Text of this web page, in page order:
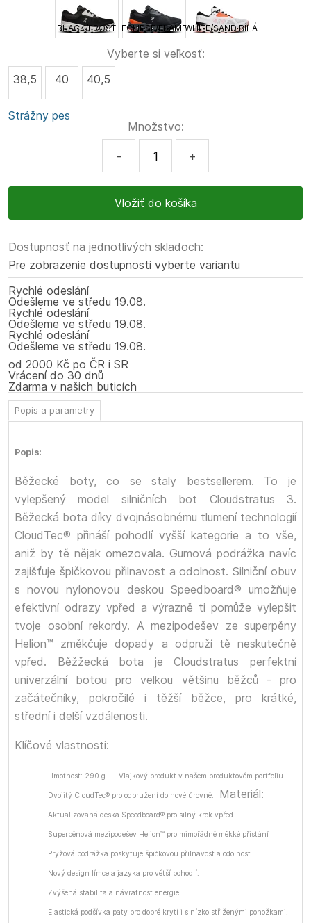
BLACK/FROST ECLIPSE/FLAMEWHITE/SAND BÍLÁ
Vyberte si veľkosť:
38,5
40 40,5
Strážny pes
Množstvo:
- +
Dostupnosť na jednotlivých skladoch:
Pre zobrazenie dostupnosti vyberte variantu
Rychlé odeslání
Odešleme ve středu 19.08.
Rychlé odeslání
Odešleme ve středu 19.08.
Rychlé odeslání
Odešleme ve středu 19.08.
od 2000 Kč po ČR i SR
Vrácení do 30 dnů
Zdarma v našich buticích
Popis a parametry
Popis:
Běžecké boty, co se staly bestsellerem. To je
vylepšený model silničních bot Cloudstratus 3.
Běžecká bota díky dvojnásobnému tlumení technologií
CloudTec® přináší pohodlí vyšší kategorie a to vše,
aniž by tě nějak omezovala. Gumová podrážka navíc
zajišťuje špičkovou přilnavost a odolnost. Silniční obuv
s novou nylonovou deskou Speedboard® umožňuje
efektivní odrazy vpřed a výrazně ti pomůže vylepšit
tvoje osobní rekordy. A mezipodešev ze superpěny
Helion™ změkčuje dopady a odpruží tě neskutečně
vpřed. Běžžecká bota je Cloudstratus perfektní
univerzální botou pro velkou většinu běžců - pro
začátečníky, pokročilé i těžší běžce, pro krátké,
střední i delší vzdálenosti.
Klíčové vlastnosti:
Hmotnost: 290 g. Vlajkový produkt v našem produktovém portfoliu.
Dvojitý CloudTec® pro odpružení do nové úrovně.
Aktualizovaná deska Speedboard® pro silný krok vpřed.
Superpěnová mezipodešev Helion™ pro mimořádně měkké přistání
Pryžová podrážka poskytuje špičkovou přilnavost a odolnost.
Nový design límce a jazyka pro větší pohodlí.
Zvýšená stabilita a návratnost energie.
Elastická podšívka paty pro dobré krytí i s nízko střiženými ponožkami.
Materiál: